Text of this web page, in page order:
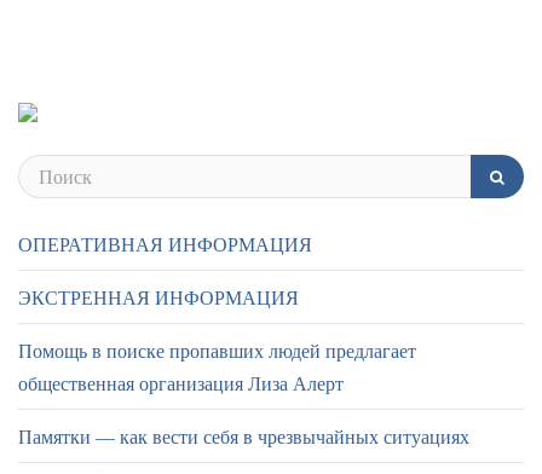
ОПЕРАТИВНАЯ ИНФОРМАЦИЯ
ЭКСТРЕННАЯ ИНФОРМАЦИЯ
Помощь в поиске пропавших людей предлагает
общественная организация Лиза Алерт
Памятки — как вести себя в чрезвычайных ситуациях